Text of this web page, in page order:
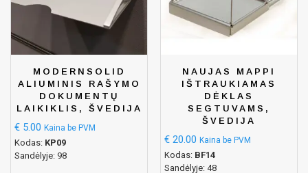
MODERNSOLID
ALIUMINIS RAŠYMO
DOKUMENTŲ
LAIKIKLIS, ŠVEDIJA
€ 5.00 Kaina be PVM
Kodas: KP09
Sandėlyje: 98
NAUJAS MAPPI
IŠTRAUKIAMAS
DĖKLAS
SEGTUVAMS,
ŠVEDIJA
€ 20.00 Kaina be PVM
Kodas: BF14
Sandėlyje: 48